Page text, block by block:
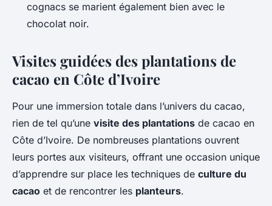
cognacs se marient également bien avec le
chocolat noir.
Visites guidées des plantations de
cacao en Côte d’Ivoire
Pour une immersion totale dans l’univers du cacao,
rien de tel qu’une visite des plantations de cacao en
Côte d’Ivoire. De nombreuses plantations ouvrent
leurs portes aux visiteurs, offrant une occasion unique
d’apprendre sur place les techniques de culture du
cacao et de rencontrer les planteurs.